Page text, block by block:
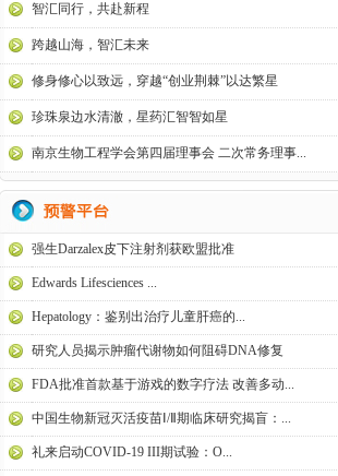
智汇同行，共赴新程
跨越山海，智汇未来
修身修心以致远，穿越“创业荆棘”以达繁星
珍珠泉边水清澈，星药汇智智如星
南京生物工程学会第四届理事会 二次常务理事...
强生Darzalex皮下注射剂获欧盟批准
Edwards Lifesciences ...
Hepatology：鉴别出治疗儿童肝癌的...
研究人员揭示肿瘤代谢物如何阻碍DNA修复
FDA批准首款基于游戏的数字疗法 改善多动...
中国生物新冠灭活疫苗Ⅰ/Ⅱ期临床研究揭盲：...
礼来启动COVID-19 III期试验：O...